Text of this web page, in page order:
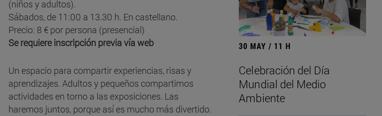
(niños y adultos).
Sábados, de 11:00 a 13.30 h. En castellano.
Precio: 8 € por persona (presencial)
Se requiere inscripción previa vía web
Un espacio para compartir experiencias, risas y
aprendizajes. Adultos y pequeños compartimos
actividades en torno a las exposiciones. Las
haremos juntos, porque así es mucho más divertido.
30 MAY / 11 H
Celebración del Día
Mundial del Medio
Ambiente